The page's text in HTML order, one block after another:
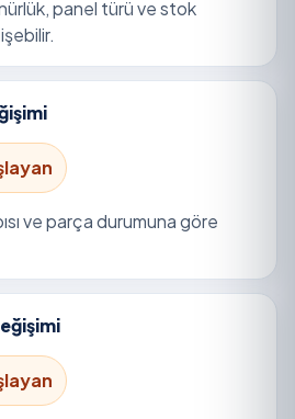
panel türü ve stok
ve parça durumuna göre